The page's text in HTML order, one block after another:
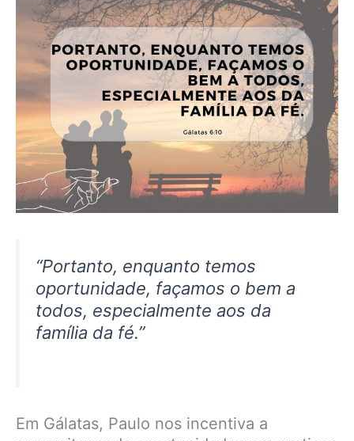
“Portanto, enquanto temos
oportunidade, façamos o bem a
todos, especialmente aos da
família da fé.”
Em Gálatas, Paulo nos incentiva a